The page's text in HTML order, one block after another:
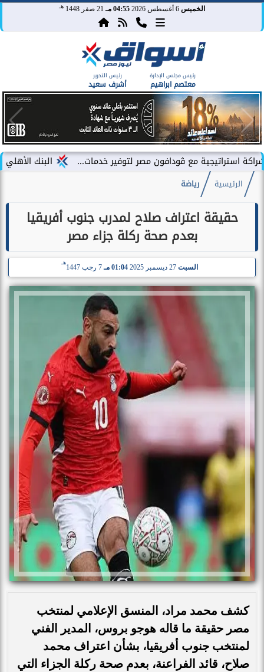
الخميس 04:55 مـ 21 صفر 1448 هـ
رئيس مجلس الإدارة
معتصم ابراهيم
رئيس التحرير
أشرف سعيد
البنك الأهلي الكويتي – مصر يحقق مع ڤودافون مصر لتوفير خدمات...
الرئيسية رياضة
حقيقة اعتراف صلاح لمدرب جنوب أفريقيا
بعدم صحة ركلة جزاء مصر
السبت 01:04 مـ 7 رجب 1447
هـ
كشف محمد مراد، المنسق الإعلامي لمنتخب
مصر حقيقة ما قاله هوجو بروس، المدير الفني
لمنتخب جنوب أفريقيا، بشأن اعتراف محمد
صلاح، قائد الفراعنة، بعدم صحة ركلة الجزاء التي